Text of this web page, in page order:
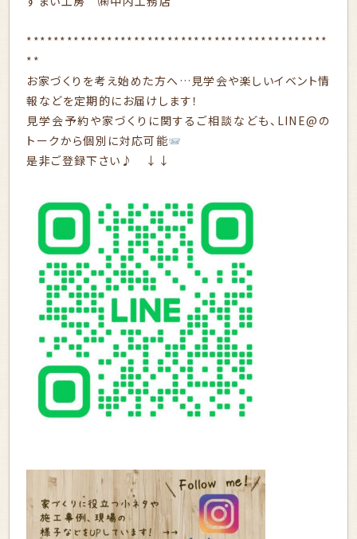
*********************************************
**
お家づくりを考え始めた方へ…見学会や楽しいイベント情
報などを定期的にお届けします！
見学会予約や家づくりに関するご相談なども、LINE@の
トークから個別に対応可能
是非ご登録下さい♪ ↓↓